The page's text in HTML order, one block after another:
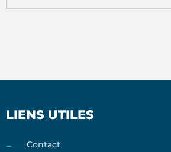
LIENS UTILES
Contact